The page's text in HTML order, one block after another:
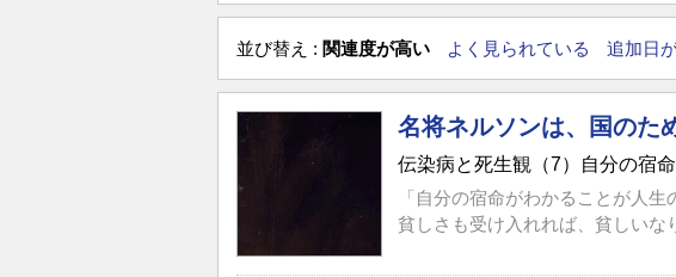
並び替え : 関連度が高い よく見られている 追加日
名将ネルソンは、国のた
伝染病と死生観（7）自分の宿
「自分の宿命がわかることが人
貧しさも受け入れれば、貧しい